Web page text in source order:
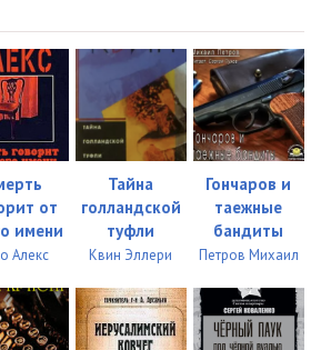
10:06
19:17
09:03
06:46
08:08
22:06
17:02
14:08
от
имени
Алекс
Тайна
голландской
туфли
Квин Эллери
Гончаров и
таежные
бандиты
Петров Михаил